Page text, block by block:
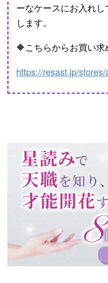
ーなケースにお入れ
します。
🔶こちらからお買い求
https://resast.jp/